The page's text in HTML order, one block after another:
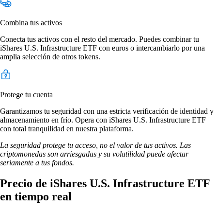
Combina tus activos
Conecta tus activos con el resto del mercado. Puedes combinar tu
iShares U.S. Infrastructure ETF con euros o intercambiarlo por una
amplia selección de otros tokens.
Protege tu cuenta
Garantizamos tu seguridad con una estricta verificación de identidad y
almacenamiento en frío. Opera con iShares U.S. Infrastructure ETF
con total tranquilidad en nuestra plataforma.
La seguridad protege tu acceso, no el valor de tus activos. Las
criptomonedas son arriesgadas y su volatilidad puede afectar
seriamente a tus fondos.
Precio de iShares U.S. Infrastructure ETF
en tiempo real